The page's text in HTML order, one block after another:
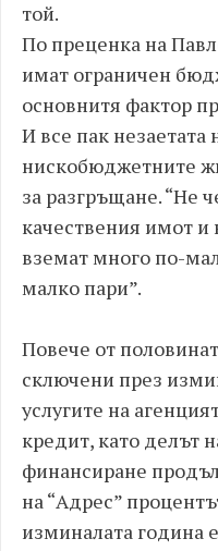
той.
По преценка на
имат ограничен
основнитя фактор
И все пак
нискобюджетните
за разгръщане. “Не
качествения имот и
вземат много по-
малко пари”.
Повече от
сключени през
услугите на
кредит, като делът
финансиране
на “Адрес”
изминалата година